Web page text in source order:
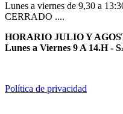
Lunes a viernes de 9,30 a
CERRADO ....
HORARIO JULIO Y
Lunes a Viernes 9 A 14.H -
Política de privacidad